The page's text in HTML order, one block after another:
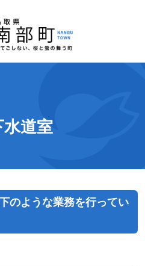
水道室
のような業務を行ってい